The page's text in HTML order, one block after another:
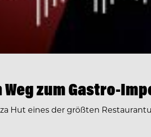
Weg zum Gastro-
Hut eines der größten